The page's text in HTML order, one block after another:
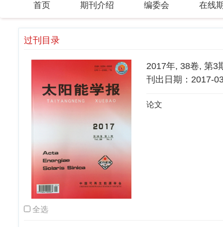
首页 期刊介绍 编委会 在线
过刊目录
2017年, 38卷, 第3
刊出日期：2017-
论文
全选